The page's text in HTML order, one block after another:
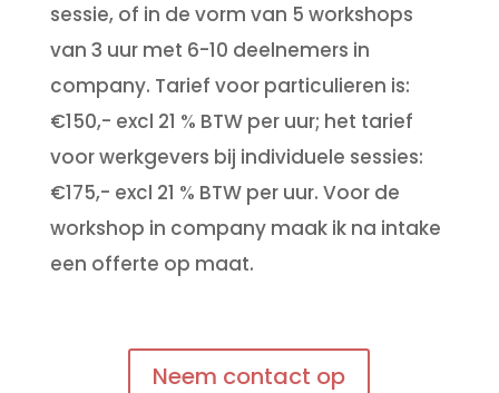
sessie, of in de vorm van 5 workshops
van 3 uur met 6-10 deelnemers in
company. Tarief voor particulieren is:
€150,- excl 21 % BTW per uur; het tarief
voor werkgevers bij individuele sessies:
€175,- excl 21 % BTW per uur. Voor de
workshop in company maak ik na intake
een offerte op maat.
Neem contact op